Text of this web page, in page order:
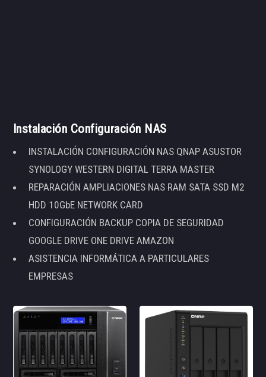
Instalación Configuración NAS
INSTALACIÓN CONFIGURACIÓN NAS QNAP ASUSTOR
SYNOLOGY WESTERN DIGITAL TERRA MASTER
REPARACIÓN AMPLIACIONES NAS RAM SATA SSD M2
HDD 10GbE NETWORK CARD
CONFIGURACIÓN BACKUP COPIA DE SEGURIDAD
GOOGLE DRIVE ONE DRIVE AMAZON
ASISTENCIA INFORMÁTICA A PARTICULARES
EMPRESAS